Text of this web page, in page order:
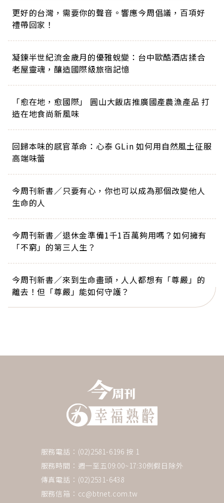
更好的台灣，需要你的聲音。響應今周倡議，百項好
禮帶回家！
凝鍊半世紀流金歲月的優雅蛻變：台中歐酷酒店揉合
老屋靈魂，釀造國際級旅宿記憶
「愈在地，愈國際」 圓山大飯店推廣國產農漁產品 打
造在地食尚新風味
回歸本味的感官革命：心泰 GLin 如何用自然風土征服
高端味蕾
今周刊新書／只要有心，你也可以成為那個改變他人
生命的人
今周刊新書／退休金準備1千1百萬夠用嗎？如何擁有
「不窮」的第三人生？
今周刊新書／來到生命盡頭，人人都想有「尊嚴」的
離去！但「尊嚴」能如何守護？
服務電話：(02)2581-6196 按 1
服務時間：週一至五09:00~17:30例假日除外
傳真電話：(02)2531-6438
服務信箱： cc@btnet.com.tw